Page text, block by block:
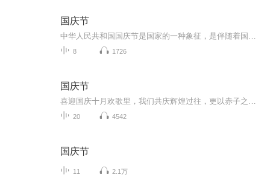
国庆节
8 1726
国庆节
20 4542
国庆节
11 2.1万